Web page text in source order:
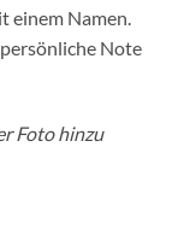
einem Namen.
Note
Foto hinzu